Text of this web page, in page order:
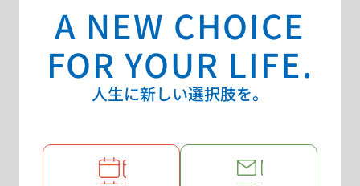
A NEW CHOICE
FOR YOUR LIFE.
人生に新しい選択肢を。